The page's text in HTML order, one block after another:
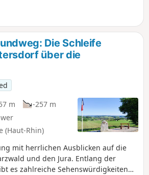
Die Schleife
über die
m
-257 m
(Haut-Rhin)
mit herrlichen Ausblicken auf die
und den Jura. Entlang der
es zahlreiche Sehenswürdigkeiten